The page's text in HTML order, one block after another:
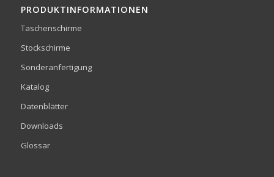
PRODUKTINFORMATIONEN
Taschenschirme
Stockschirme
Sonderanfertigung
Katalog
Datenblätter
Downloads
Glossar